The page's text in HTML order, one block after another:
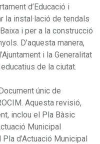
d’Educació i
instal·lació de tendals
i per a la construcció
D’aquesta manera,
i la Generalitat
de la ciutat.
únic de
Aquesta revisió,
inclou el Pla Bàsic
Municipal
d’Actuació Municipal